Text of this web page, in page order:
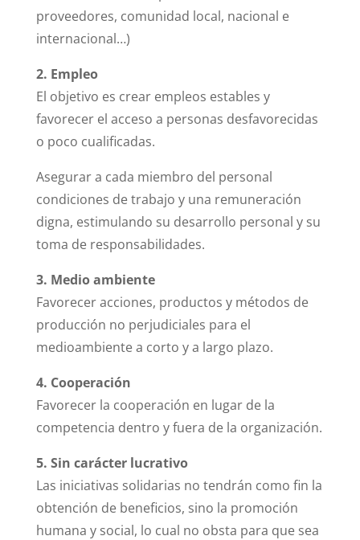
proveedores, comunidad local, nacional e
internacional…)
2. Empleo
El objetivo es crear empleos estables y
favorecer el acceso a personas desfavorecidas
o poco cualificadas.
Asegurar a cada miembro del personal
condiciones de trabajo y una remuneración
digna, estimulando su desarrollo personal y su
toma de responsabilidades.
3. Medio ambiente
Favorecer acciones, productos y métodos de
producción no perjudiciales para el
medioambientea corto y a largo plazo.
4. Cooperación
Favorecer la cooperación en lugar de la
competencia dentro y fuera de la organización.
5. Sin carácter lucrativo
Las iniciativas solidarias no tendrán como fin la
obtención de beneficios, sino la promoción
humana y social, lo cual no obsta para que sea